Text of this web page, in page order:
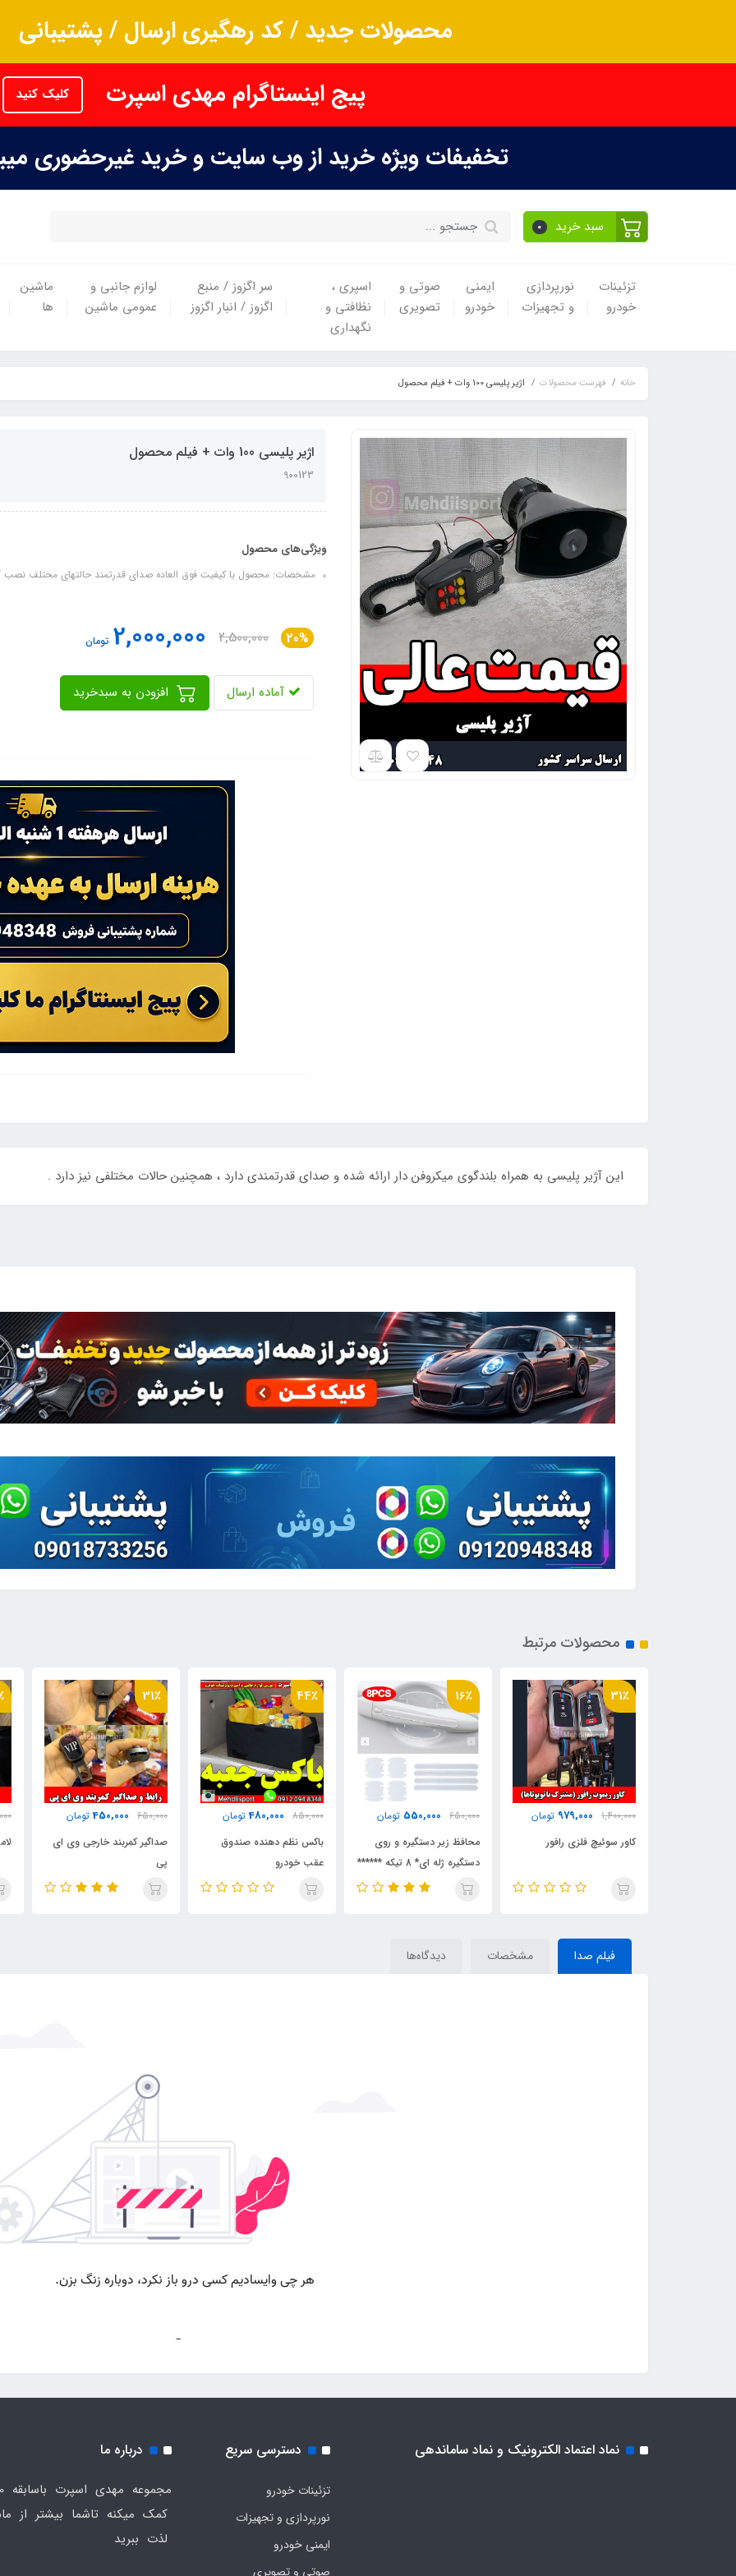
محصولات جدید / کد رهگیری ارسال / پشتیبانی
پیج اینستاگرام مهدی اسپرت کلیک کنید
تخفیفات ویژه خرید از وب سایت و خرید غیرحضوری
سبد خرید 0
تزئینات
خودرو
نورپردازی
و تجهیزات
ایمنی
خودرو
صوتی و
تصویری
اسپری ،
نظافتی و
نگهداری
سر اگزوز / منبع
اگزوز / انبار اگزوز
لوازم جانبی و
عمومی ماشین
ماشین
ها
خانه فهرست محصولات اژیر پلیسی 100 وات + فیلم محصول
اژیر پلیسی 100 وات + فیلم محصول
900123
ویژگی‌های محصول
مشخصات: محصول با کیفیت فوق العاده صدای قدرتمند حالتهای مختلف نصب
20%
2,500,000
2,000,000 تومان
آماده ارسال
این آژیر پلیسی به همراه بلندگوی میکروفن دار ارائه شده و صدای قدرتمندی دارد ، همچنین حالات مختلفی نیز دارد .
محصولات مرتبط
31٪
1,400,000
979,000 تومان
کاور سوئیچ فلزی رافور
16٪
650,000
550,000 تومان
محافظ زیر دستگیره و روی
دستگیره ژله ای* 8 تیکه ******
44٪
850,000
480,000 تومان
باکس نظم دهنده صندوق
عقب خودرو
31٪
650,000
450,000 تومان
صداگیر کمربند خارجی وی ای
پی
فیلم صدا مشخصات دیدگاه‌ها
نماد اعتماد الکترونیک و نماد ساماندهی دسترسی سریع
تزئینات خودرو
نورپردازی و تجهیزات
ایمنی خودرو
صوتی و تصویری
درباره ما
کمک میکنه تاشما بیشتر از
لذت ببرید